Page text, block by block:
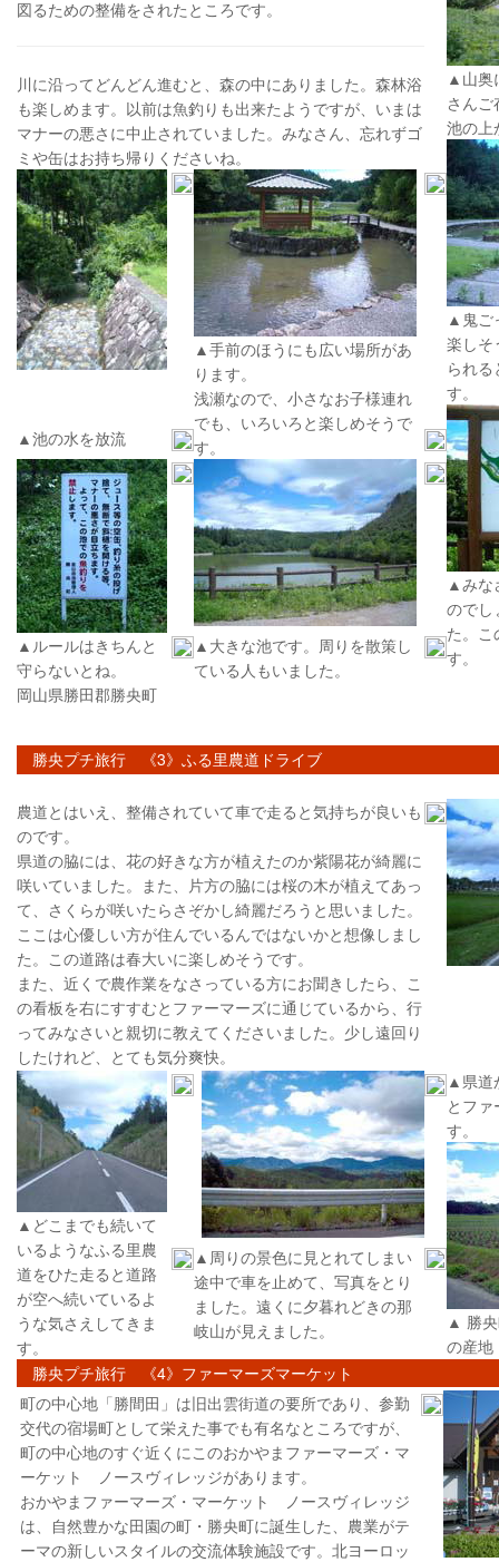
図るための整備をされたところです。
川に沿ってどんどん進むと、森の中にありました。森林浴
も楽しめます。以前は魚釣りも出来たようですが、いまは
マナーの悪さに中止されていました。みなさん、忘れずゴ
ミや缶はお持ち帰りくださいね。
▲山奥
さん
池の上
▲鬼ご
楽しそ
られ
す。
▲みな
のでし
た。こ
す。
▲手前のほうにも広い場所があ
ります。
浅瀬なので、小さなお子様連れ
でも、いろいろと楽しめそうで
す。
▲池の水を放流
▲ルールはきちんと
守らないとね。
▲大きな池です。周りを散策し
ている人もいました。
岡山県勝田郡勝央町
勝央プチ旅行 《3》ふる里農道ドライブ
農道とはいえ、整備されていて車で走ると気持ちが良いも
のです。
県道の脇には、花の好きな方が植えたのか紫陽花が綺麗に
咲いていました。また、片方の脇には桜の木が植えてあっ
て、さくらが咲いたらさぞかし綺麗だろうと思いました。
ここは心優しい方が住んでいるんではないかと想像しまし
た。この道路は春大いに楽しめそうです。
また、近くで農作業をなさっている方にお聞きしたら、こ
の看板を右にすすむとファーマーズに通じているから、行
ってみなさいと親切に教えてくださいました。少し遠回り
したけれど、とても気分爽快。
▲県道
とフ
す。
▲ 勝
の産地
▲どこまでも続いて
いるようなふる里農
道をひた走ると道路
が空へ続いているよ
うな気さえしてきま
す。
▲周りの景色に見とれてしまい
途中で車を止めて、写真をとり
ました。遠くに夕暮れどきの那
岐山が見えました。
勝央プチ旅行 《4》ファーマーズマーケット
町の中心地「勝間田」は旧出雲街道の要所であり、参勤
交代の宿場町として栄えた事でも有名なところですが、
町の中心地のすぐ近くにこのおかやまファーマーズ・マ
ーケット ノースヴィレッジがあります。
おかやまファーマーズ・マーケット ノースヴィレッジ
は、自然豊かな田園の町・勝央町に誕生した、農業がテ
ーマの新しいスタイルの交流体験施設です。北ヨーロッ